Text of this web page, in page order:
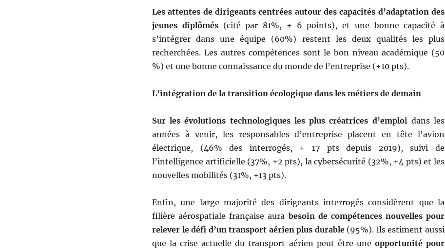
Les attentes de dirigeants centrées autour des capacités d’adaptation des
jeunes diplômés(cité par 81%, + 6 points), et une bonne capacité à
s’intégrer dans une équipe (60%) restent les deux qualités les plus
recherchées. Les autres compétences sont le bon niveau académique (50
%) et une bonne connaissance du monde de l’entreprise (+10 pts).
L’intégration de la transition écologique dans les métiers de demain
Sur les évolutions technologiques les plus créatrices d’emploidans les
années à venir, les responsables d’entreprise placent en tête l’avion
électrique, (46% des interrogés, + 17 pts depuis 2019), suivi de
l’intelligence artificielle (37%, +2 pts), la cybersécurité (32%, +4 pts) et les
nouvelles mobilités (31%, +13 pts).
Enfin, une large majorité des dirigeants interrogés considèrent que la
filière aérospatiale française aura besoin de compétences nouvelles pour
relever le défi d’un transport aérien plus durable(95%). Ils estiment aussi
que la crise actuelle du transport aérien peut être une opportunité pour